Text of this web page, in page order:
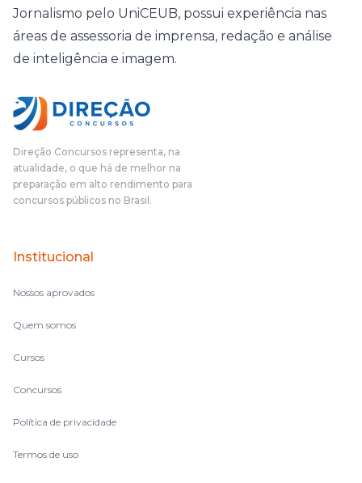
Jornalismo pelo UniCEUB, possui experiência nas
áreas de assessoria de imprensa, redação e análise
de inteligência e imagem.
Direção Concursos representa, na
atualidade, o que há de melhor na
preparação em alto rendimento para
concursos públicos no Brasil.
Institucional
Nossos aprovados
Quem somos
Cursos
Concursos
Política de privacidade
Termos de uso